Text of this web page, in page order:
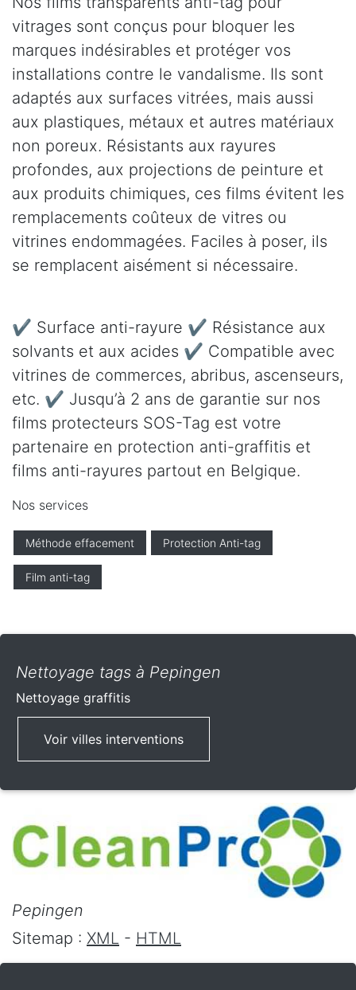
vitrages sont conçus pour bloquer les
marques indésirables et protéger vos
installations contre le vandalisme. Ils sont
adaptés aux surfaces vitrées, mais aussi
aux plastiques, métaux et autres matériaux
non poreux. Résistants aux rayures
profondes, aux projections de peinture et
aux produits chimiques, ces films évitent les
remplacements coûteux de vitres ou
vitrines endommagées. Faciles à poser, ils
se remplacent aisément si nécessaire.
✔ Surface anti-rayure ✔ Résistance aux
solvants et aux acides ✔ Compatible avec
vitrines de commerces, abribus, ascenseurs,
etc. ✔ Jusqu’à 2 ans de garantie sur nos
films protecteurs SOS-Tag est votre
partenaire en protection anti-graffitis et
films anti-rayures partout en Belgique.
Nos services
Méthode effacement Protection Anti-tag
Film anti-tag
Nettoyage tags à Pepingen
Nettoyage graffitis
Voir villes interventions
Pepingen
Sitemap : XML - HTML